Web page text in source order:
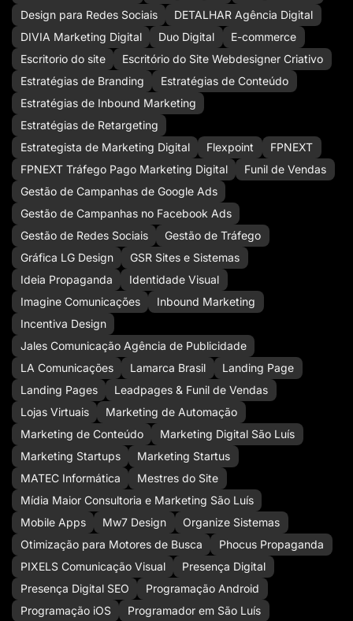
Design para Redes Sociais
DETALHAR Agência Digital
DIVIA Marketing Digital
Duo Digital
E-commerce
Escritorio do site
Escritório do Site Webdesigner Criativo
Estratégias de Branding
Estratégias de Conteúdo
Estratégias de Inbound Marketing
Estratégias de Retargeting
Estrategista de Marketing Digital
Flexpoint
FPNEXT
FPNEXT Tráfego Pago Marketing Digital
Funil de Vendas
Gestão de Campanhas de Google Ads
Gestão de Campanhas no Facebook Ads
Gestão de Redes Sociais
Gestão de Tráfego
Gráfica LG Design
GSR Sites e Sistemas
Ideia Propaganda
Identidade Visual
Imagine Comunicações
Inbound Marketing
Incentiva Design
Jales Comunicação Agência de Publicidade
LA Comunicações
Lamarca Brasil
Landing Page
Landing Pages
Leadpages & Funil de Vendas
Lojas Virtuais
Marketing de Automação
Marketing de Conteúdo
Marketing Digital São Luís
Marketing Startups
Marketing Startus
MATEC Informática
Mestres do Site
Mídia Maior Consultoria e Marketing São Luís
Mobile Apps
Mw7 Design
Organize Sistemas
Otimização para Motores de Busca
Phocus Propaganda
PIXELS Comunicação Visual
Presença Digital
Presença Digital SEO
Programação Android
Programação iOS
Programador em São Luís